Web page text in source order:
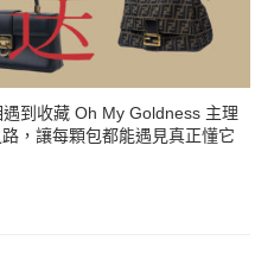
遇到收藏 Oh My Goldness 主理
，讓每顆包都能遇見真正懂它